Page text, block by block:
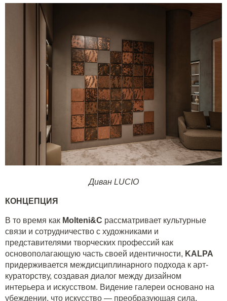
Диван LUCIO
КОНЦЕПЦИЯ
В то время как Molteni&C рассматривает культурные
связи и сотрудничество с художниками и
представителями творческих профессий как
основополагающую часть своей идентичности, KALPA
придерживается междисциплинарного подхода к арт-
кураторству, создавая диалог между дизайном
интерьера и искусством. Видение галереи основано на
убеждении, что искусство — преобразующая сила,